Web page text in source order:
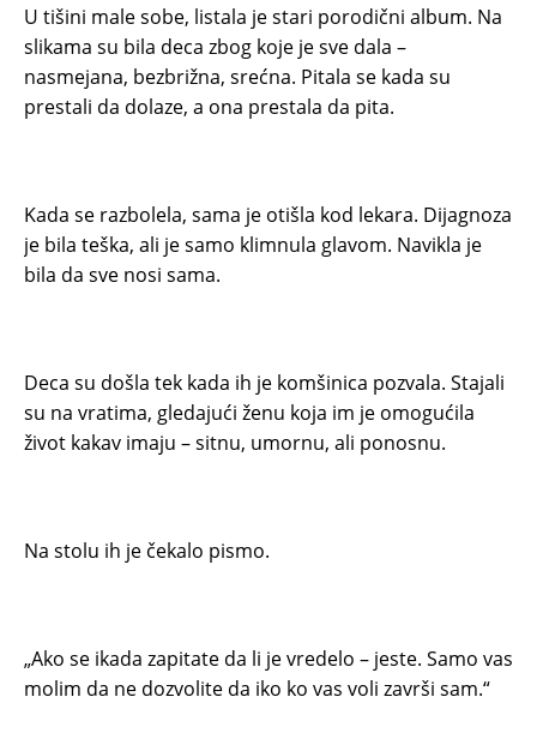
U tišini male sobe, listala je stari porodični album. Na
slikama su bila deca zbog koje je sve dala –
nasmejana, bezbrižna, srećna. Pitala se kada su
prestali da dolaze, a ona prestala da pita.
Kada se razbolela, sama je otišla kod lekara. Dijagnoza
je bila teška, ali je samo klimnula glavom. Navikla je
bila da sve nosi sama.
Deca su došla tek kada ih je komšinica pozvala. Stajali
su na vratima, gledajući ženu koja im je omogućila
život kakav imaju – sitnu, umornu, ali ponosnu.
Na stolu ih je čekalo pismo.
„Ako se ikada zapitate da li je vredelo – jeste. Samo vas
molim da ne dozvolite da iko ko vas voli završi sam.“